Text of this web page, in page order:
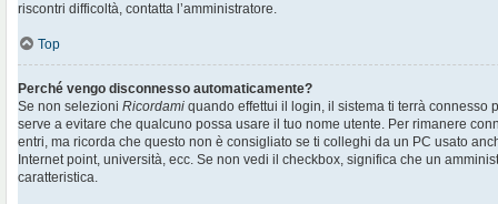
riscontri difficoltà, contatta l’amministratore.
Top
Perché vengo disconnesso automaticamente?
Se non selezioni Ricordami quando effettui il login, il sistema ti terrà connesso
serve a evitare che qualcuno possa usare il tuo nome utente. Per rimanere
entri, ma ricorda che questo non è consigliato se ti colleghi da un PC usato
Internet point, università, ecc. Se non vedi il checkbox, significa che un
caratteristica.